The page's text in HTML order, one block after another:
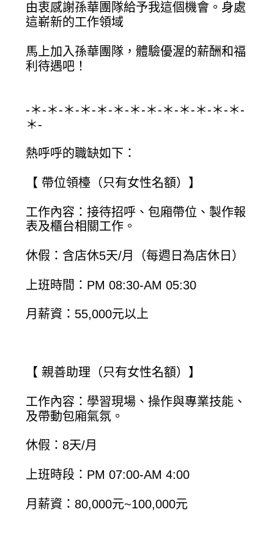
由衷感謝孫華團隊給予我這個機會。身處
這嶄新的工作領域
馬上加入孫華團隊，體驗優渥的薪酬和福
利待遇吧！
-＊-＊-＊-＊-＊-＊-＊-＊-＊-＊-＊-＊-＊-
＊-
熱呼呼的職缺如下：
【 帶位領檯（只有女性名額）】
工作內容：接待招呼、包廂帶位、製作報
表及櫃台相關工作。
休假：含店休5天/月（每週日為店休日）
上班時間：PM 08:30-AM 05:30
月薪資：55,000元以上
【 親善助理（只有女性名額）】
工作內容：學習現場、操作與專業技能、
及帶動包廂氣氛。
休假：8天/月
上班時段：PM 07:00-AM 4:00
月薪資：80,000元~100,000元